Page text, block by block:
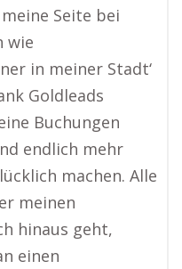
Seite bei
wie
in meiner Stadt‘
Goldleads
Buchungen
endlich mehr
machen. Alle
meinen
hinaus geht,
einen